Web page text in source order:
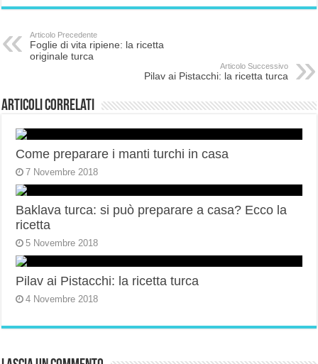
Articolo Precedente
Foglie di vita ripiene: la ricetta
originale turca
Articolo Successivo
Pilav ai Pistacchi: la ricetta turca
Articoli correlati
Come preparare i manti turchi in casa
7 Novembre 2018
Baklava turca: si può preparare a casa? Ecco la
ricetta
5 Novembre 2018
Pilav ai Pistacchi: la ricetta turca
4 Novembre 2018